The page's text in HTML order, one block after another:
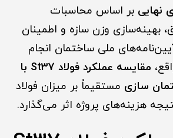
نهایی بر اساس محاسبات
بهینه‌سازی وزن سازه و اطمینان
ملی ساختمان انجام
مقایسه عملکرد فولاد St37 با
مستقیماً بر میزان فولاد
هزینه‌های پروژه اثر می‌گذارد.